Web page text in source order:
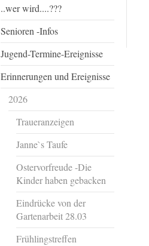
..wer wird....???
Senioren -Infos
Jugend-Termine-Ereignisse
Erinnerungen und Ereignisse
2026
Traueranzeigen
Janne`s Taufe
Ostervorfreude -Die
Kinder haben gebacken
Eindrücke von der
Gartenarbeit 28.03
Frühlingstreffen